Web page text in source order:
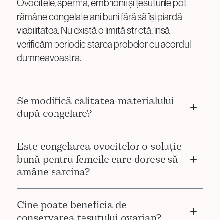
Ovocitele, sperma, embrionii și țesuturile pot
rămâne congelate ani buni fără să își piardă
viabilitatea. Nu există o limită strictă, însă
verificăm periodic starea probelor cu acordul
dumneavoastră.
Se modifică calitatea materialului
după congelare?
foarte mare de supraviețuire. Majoritatea
ovocitelor, spermatozoizilor și embrionilor își
păstrează calitatea după decongelare, atunci
când sunt manipulați corect.
Este congelarea ovocitelor o soluție
bună pentru femeile care doresc să
amâne sarcina?
ovocitele în perioada în care fertilitatea este la
Cine poate beneficia de
conservarea țesutului ovarian?